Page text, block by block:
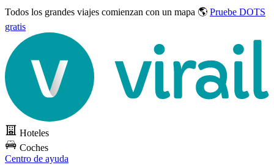
Todos los grandes viajes comienzan con un mapa 🌎 Pruebe DOTS
gratis
Hoteles
Coches
Centro de ayuda